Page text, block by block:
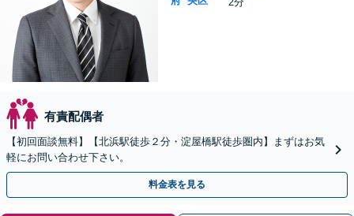
有責配偶者
【初回面談無料】【北浜駅徒歩２分・淀屋橋駅徒歩圏内】まずはお気
軽にお問い合わせ下さい。
料金表を見る